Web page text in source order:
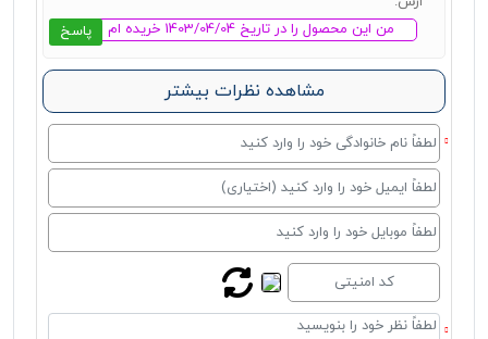
پاسخ
من این محصول را در تاریخ 1403/04/04 خریده ام
مشاهده نظرات بیشتر